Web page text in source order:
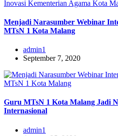
Menjadi Narasumber Webinar
MTsN 1 Kota Malang
admin1
September 7, 2020
Guru MTsN 1 Kota Malang Jadi
Internasional
admin1